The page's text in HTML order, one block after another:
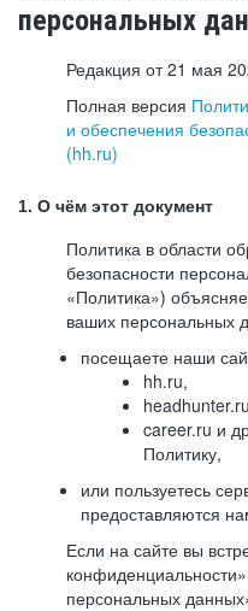
персональных
Редакция от 21 мая
Полная версия
и обеспечения
(hh.ru)
1. О чём этот документ
Политика в области
безопасности
«Политика»)
ваших персональных
посещаете наши
hh.ru,
career.ru и
Политику,
или пользуетесь
предоставляются
Если на сайте вы
персональных